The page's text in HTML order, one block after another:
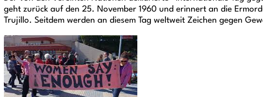
geht zurück auf den 25. November 1960 und erinnert an die
Trujillo. Seitdem werden an diesem Tag weltweit Zeichen gegen